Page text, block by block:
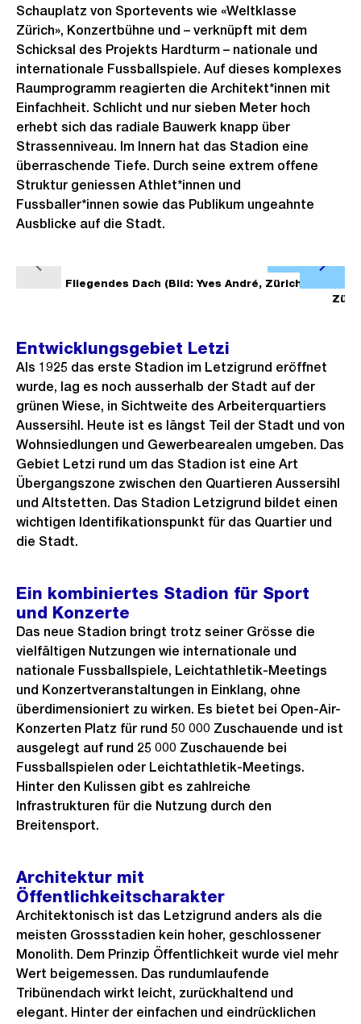
Schauplatz von Sportevents wie «Weltklasse
Zürich», Konzertbühne und – verknüpft mit dem
Schicksal des Projekts Hardturm – nationale und
internationale Fussballspiele. Auf dieses komplexes
Raumprogramm reagierten die Architekt*innen mit
Einfachheit. Schlicht und nur sieben Meter hoch
erhebt sich das radiale Bauwerk knapp über
Strassenniveau. Im Innern hat das Stadion eine
überraschende Tiefe. Durch seine extrem offene
Struktur geniessen Athlet*innen und
Fussballer*innen sowie das Publikum ungeahnte
Ausblicke auf die Stadt.
h
e
r
i
g
e
s
ä
s
f
B
i
l
d
n
G
r
s
n
i
c
h
Fliegendes Dach (Bild: Yves André, Zürich)
Entwicklungsgebiet Letzi
Als 1925 das erste Stadion im Letzigrund eröffnet
wurde, lag es noch ausserhalb der Stadt auf der
grünen Wiese, in Sichtweite des Arbeiterquartiers
Aussersihl. Heute ist es längst Teil der Stadt und von
Wohnsiedlungen und Gewerbearealen umgeben. Das
Gebiet Letzi rund um das Stadion ist eine Art
Übergangszone zwischen den Quartieren Aussersihl
und Altstetten. Das Stadion Letzigrund bildet einen
wichtigen Identifikationspunkt für das Quartier und
die Stadt.
Ein kombiniertes Stadion für Sport
und Konzerte
Das neue Stadion bringt trotz seiner Grösse die
vielfältigen Nutzungen wie internationale und
nationale Fussballspiele, Leichtathletik-Meetings
und Konzertveranstaltungen in Einklang, ohne
überdimensioniert zu wirken. Es bietet bei Open-Air-
Konzerten Platz für rund 50 000 Zuschauende und ist
ausgelegt auf rund 25 000 Zuschauende bei
Fussballspielen oder Leichtathletik-Meetings.
Hinter den Kulissen gibt es zahlreiche
Infrastrukturen für die Nutzung durch den
Breitensport.
Architektur mit
Öffentlichkeitscharakter
Architektonisch ist das Letzigrund anders als die
meisten Grossstadien kein hoher, geschlossener
Monolith. Dem Prinzip Öffentlichkeit wurde viel mehr
Wert beigemessen. Das rundumlaufende
Tribünendach wirkt leicht, zurückhaltend und
elegant. Hinter der einfachen und eindrücklichen